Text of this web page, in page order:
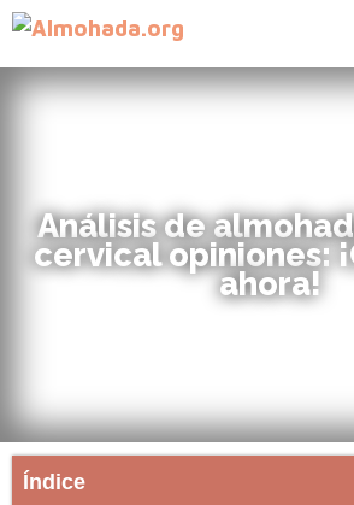
Análisis de
cervical opiniones:
ahora!
Índice